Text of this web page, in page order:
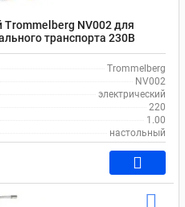
Trommelberg NV002 для
транспорта 230В
Trommelberg
NV002
электрический
220
1.00
настольный